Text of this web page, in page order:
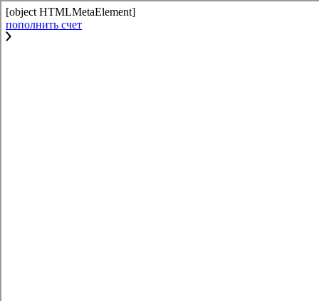
[object HTMLMetaElement]
пополнить счет